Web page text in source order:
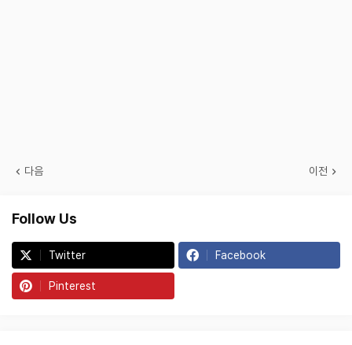
다음 이전
Follow Us
Twitter Facebook
Pinterest